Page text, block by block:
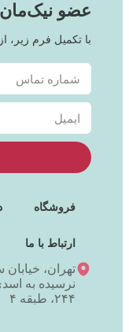
عضو
با تکمیل فرم زیر،
فروشگاه
ارتباط با ما
تهران،
نرسیده به
۲۴۴، طبقه ۴